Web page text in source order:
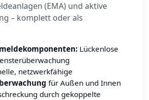
(EMA) und aktive
– komplett oder als
Lückenlose
netzwerkfähige
für Außen und Innen
durch gekoppelte